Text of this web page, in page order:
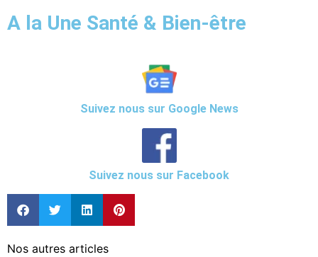
A la Une Santé & Bien-être
Suivez nous sur Google News
Suivez nous sur Facebook
Nos autres articles